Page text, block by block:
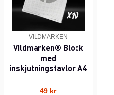
VILDMARKEN
Vildmarken® Block
med
inskjutningstavlor A4
49 kr